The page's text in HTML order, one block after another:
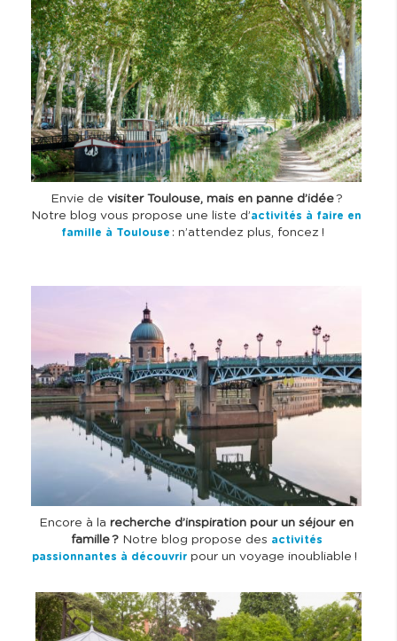
g
e
Envie de visiter Toulouse, mais en panne d’idée?
Notre blog vous propose une liste d’activités à faire en
famille à Toulouse : n’attendez plus, foncez !
Encore à la recherche d’inspiration pour un séjour en
famille ?Notre blog propose des activités
passionnantes à découvrir pour un voyage inoubliable !
I
m
a